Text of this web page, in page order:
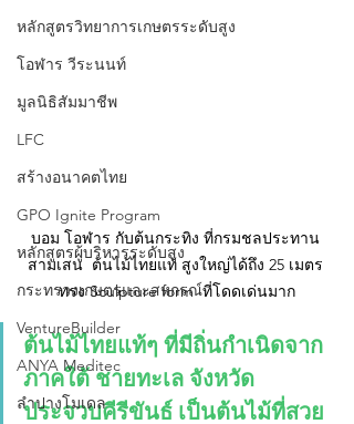
หลักสูตรวิทยาการเกษตรระดับสูง
โอฬาร วีระนนท์
มูลนิธิสัมมาชีพ
LFC
สร้างอนาคตไทย
GPO Ignite Program
หลักสูตรผู้บริหารระดับสูง
กระทรวงเกษตรและสหกรณ์
VentureBuilder
ANYA Meditec
ลำปางโมเดล
บอม โอฬาร กับต้นกระทิง ที่กรมชลประทาน
สามเสน  ต้นไม้ไทยแท้ สูงใหญ่ได้ถึง 25 เมตร
ทรง Sculpture form  ที่โดดเด่นมาก
ต้นไม้ไทยแท้ๆ ที่มีถิ่นกำเนิดจาก
ภาคใต้ ชายทะเล จังหวัด
ประจวบคีรีขันธ์ เป็นต้นไม้ที่สวย